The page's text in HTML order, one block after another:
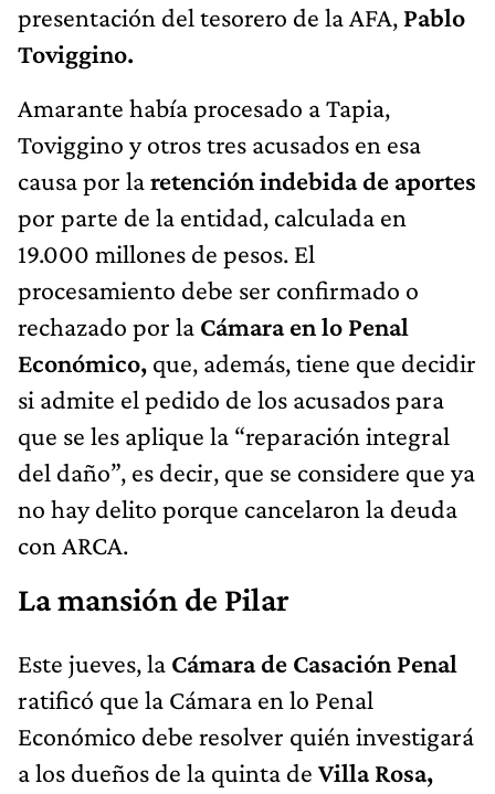
presentación del tesorero de la AFA, Pablo
Toviggino.
Amarante había procesado a Tapia,
Toviggino y otros tres acusados en esa
causa por laretención indebida de aportes
por parte de la entidad, calculada en
19.000 millones de pesos. El
procesamiento debe ser confirmado o
rechazado por la Cámara en lo Penal
Económico, que, además, tiene que decidir
si admite el pedido de los acusados para
que se les aplique la “reparación integral
del daño”, es decir, que se considere que ya
no hay delito porque cancelaron la deuda
con ARCA.
La mansión de Pilar
Este jueves, la Cámara de Casación Penal
ratificó que la Cámara en lo Penal
Económico debe resolver quién investigará
a los dueños de la quinta de Villa Rosa,